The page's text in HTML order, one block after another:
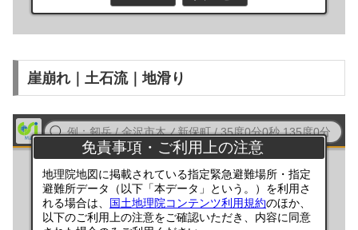
崖崩れ｜土石流｜地滑り